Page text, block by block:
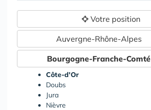
Votre position
Auvergne-Rhône-Alpes
Bourgogne-Franche-Comté
Côte-d'Or
Doubs
Jura
Nièvre